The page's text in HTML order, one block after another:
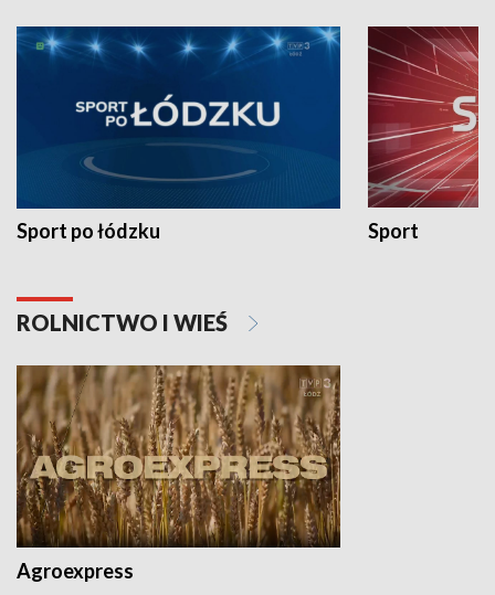
Sport po łódzku Sport
ROLNICTWO I WIEŚ
Agroexpress